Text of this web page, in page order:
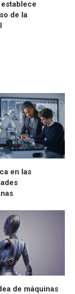
de la
en las
de máquinas